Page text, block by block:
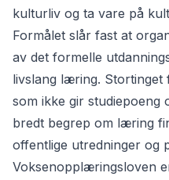
kulturliv og ta vare på
Formålet slår fast at
av det formelle
livslang læring.
som ikke gir studiepoeng
bredt begrep om læring
offentlige utredninger og
Voksenopplæringsloven